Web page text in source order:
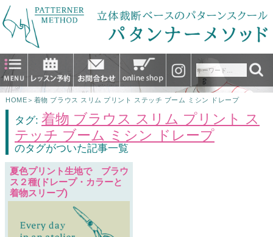
HOME ＞ 着物 ブラウス スリム プリント ステッチ ブーム ミシン ドレープ
タグ: 着物 ブラウス スリム プリント ス
テッチ ブーム ミシン ドレープ
のタグがついた記事一覧
夏色プリント生地で ブラウ
ス２種(ドレープ・カラーと
着物スリーブ)